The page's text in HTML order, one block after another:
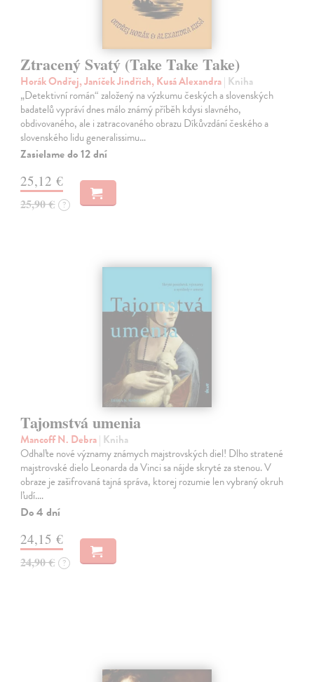
Ztracený Svatý (Take Take Take)
Horák Ondřej, Janíček Jindřich, Kusá Alexandra| Kniha
„Detektivní román“ založený na výzkumu českých a slovenských
badatelů vypráví dnes málo známý příběh kdysi slavného,
obdivovaného, ale i zatracovaného obrazu Díkůvzdání českého a
slovenského lidu generalissimu…
Zasielame do 12 dní
25,12 €
25,90 € ?
Tajomstvá umenia
Mancoff N. Debra| Kniha
Odhaľte nové významy známych majstrovských diel! Dlho stratené
majstrovské dielo Leonarda da Vinci sa nájde skryté za stenou. V
obraze je zašifrovaná tajná správa, ktorej rozumie len vybraný okruh
ľudí.…
Do 4 dní
24,15 €
24,90 € ?